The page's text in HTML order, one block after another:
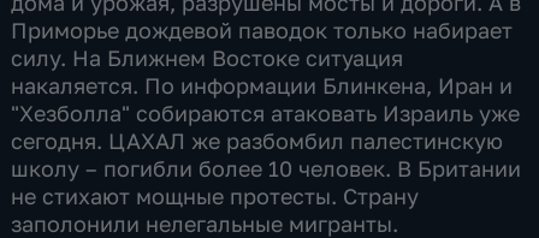
Приморье дождевой паводок только набирает
силу. На Ближнем Востоке ситуация
накаляется. По информации Блинкена, Иран и
"Хезболла" собираются атаковать Израиль уже
сегодня. ЦАХАЛ же разбомбил палестинскую
школу – погибли более 10 человек. В Британии
не стихают мощные протесты. Страну
заполонили нелегальные мигранты.